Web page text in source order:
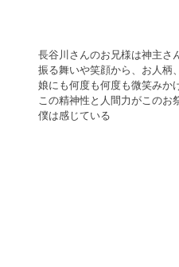
長谷川さんのお兄様は神主さ
振る舞いや笑顔から、お人柄
娘にも何度も何度も微笑みか
この精神性と人間力がこのお
僕は感じている